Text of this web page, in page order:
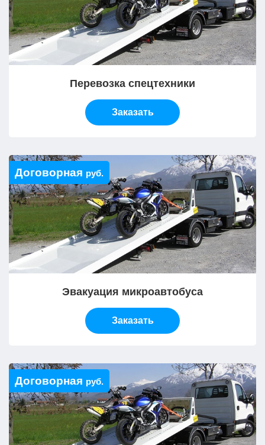
Перевозка спецтехники
Заказать
Договорная руб.
Эвакуация микроавтобуса
Заказать
Договорная руб.